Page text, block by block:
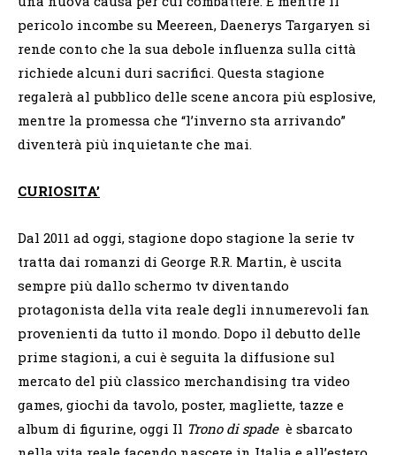
pericolo incombe su Meereen, Daenerys Targaryen si
rende conto che la sua debole influenza sulla città
richiede alcuni duri sacrifici. Questa stagione
regalerà al pubblico delle scene ancora più esplosive,
mentre la promessa che “l’inverno sta arrivando”
diventerà più inquietante che mai. ​
CURIOSITA’
Dal 2011 ad oggi, stagione dopo stagione la serie tv
tratta dai romanzi di George R.R. Martin, è uscita
sempre più dallo schermo tv diventando
protagonista della vita reale degli innumerevoli fan
provenienti da tutto il mondo. Dopo il debutto delle
prime stagioni, a cui è seguita la diffusione sul
mercato del più classico merchandising tra video
games, giochi da tavolo, poster, magliette, tazze e
album di figurine, oggi Il Trono di spadeè sbarcato